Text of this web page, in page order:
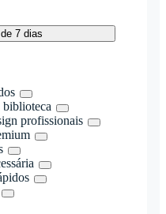
7 dias
biblioteca
profissionais